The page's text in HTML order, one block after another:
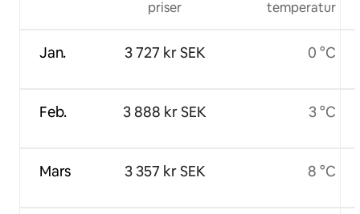
Jan.
Feb.
Mars
priser
3 727 kr SEK
3 888 kr SEK
3 357 kr SEK
temperatur
0 °C
3 °C
8 °C